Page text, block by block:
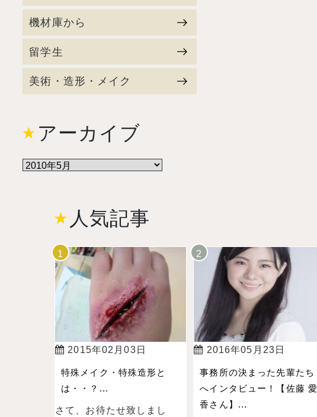
機材庫から
留学生
美術・造形・メイク
アーカイブ
人気記事
2015年02月03日
特殊メイク・特殊造形と
は・・？...
さて、お待たせ致しまし
2016年05月23日
事務所の決まった先輩たち
へインタビュー！【佐藤 愛
香さん】...